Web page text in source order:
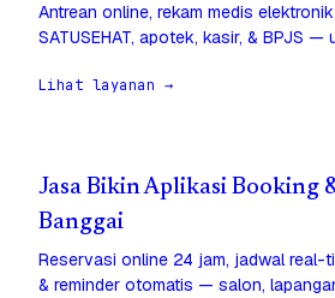
Antrean online, rekam medis elektronik
SATUSEHAT, apotek, kasir, & BPJS —
Lihat layanan →
Jasa Bikin Aplikasi Booking
Banggai
Reservasi online 24 jam, jadwal real-
& reminder otomatis — salon,